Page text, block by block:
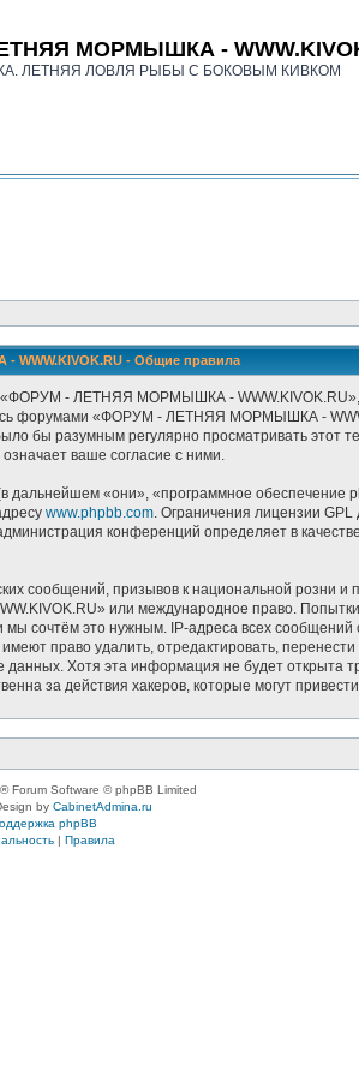
МОРМЫШКА -
ЛЕТНЯЯ ЛОВЛЯ РЫБЫ С БОКОВЫМ КИВКОМ
- Общие правила
- ЛЕТНЯЯ МОРМЫШКА - WWW.KIVOK.RU»,
форумами «ФОРУМ - ЛЕТНЯЯ МОРМЫШКА -
бы разумным регулярно просматривать этот
ваше согласие с ними.
«они», «программное обеспечение
www.phpbb.com. Ограничения лицензии GPL
конференций определяет в
сообщений, призывов к национальной розни
или международное право.
сочтём это нужным. IP-адреса всех
право удалить, отредактировать,
Хотя эта информация не будет
действия хакеров, которые могут привести
® Forum Software © phpBB Limited
by CabinetAdmina.ru
phpBB
| Правила